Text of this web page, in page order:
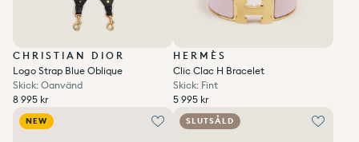
CHRISTIAN DIOR
Logo Strap Blue Oblique
Skick: Oanvänd
Ordinarie pris
8 995 kr
Ordinarie pris
Reapris
8 995 kr
HERMÈS
Clic Clac H Bracelet
Skick: Fint
Ordinarie pris
5 995 kr
Ordinarie pris
Reapris
5 995 kr
NEW SLUTSÅLD